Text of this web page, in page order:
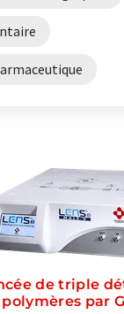
de triple
par